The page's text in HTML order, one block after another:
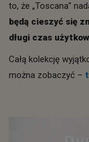
to, że „Toscana”
będą cieszyć się
długi czas
Całą kolekcję
można zobaczyć –